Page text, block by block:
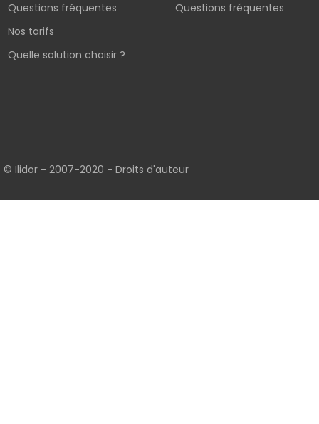
Questions fréquentes
Questions fréquentes
Nos tarifs
Quelle solution choisir ?
© Ilidor - 2007-2020 - Droits d'auteur